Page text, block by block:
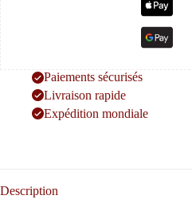
Paiements sécurisés
Livraison rapide
Expédition mondiale
Description